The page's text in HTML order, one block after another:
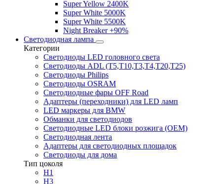
Super Yellow 2400K
Super White 5000K
Super White 5500K
Night Breaker +90%
Светодиодная лампа
Категории
Светодиоды LED головного света
Светодиоды ADL (T5,T10,T3,T4,T20,T25)
Светодиоды Philips
Светодиоды OSRAM
Светодиодные фары OFF Road
Адаптеры (переходники) для LED ламп
LED маркеры для BMW
Обманки для светодиодов
Светодиодные LED блоки розжига (OEM)
Светодиодная лента
Адаптеры для светодиодных площадок
Светодиоды для дома
Тип цоколя
H1
H3